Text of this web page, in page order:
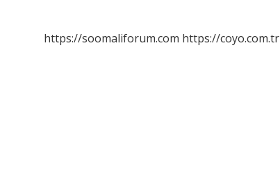
https://soomaliforum.com https://coyo.com.tr